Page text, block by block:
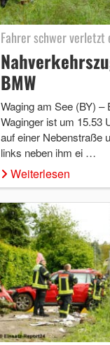
Fahrer schwer verletzt
BMW
Waging am See (BY) –
Waginger ist um 15.53
auf einer Nebenstraße
links neben ihm ei …
Weiterlesen